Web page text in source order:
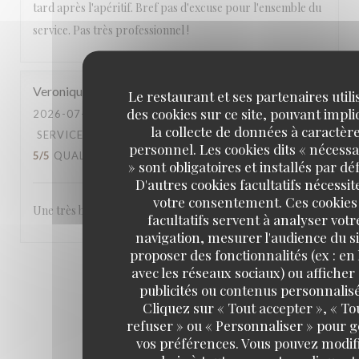
Le restaurant et ses partenaires
des cookies sur ce site, pouvant
la collecte de données à
personnel. Les cookies dits «
» sont obligatoires et installés par
D'autres cookies facultatifs
votre consentement. Ces cookies
facultatifs servent à analyser
navigation, mesurer l'audience du
proposer des fonctionnalités (ex : en
avec les réseaux sociaux) ou afficher
publicités ou contenus
Cliquez sur « Tout accepter », «
refuser » ou « Personnaliser » pour
vos préférences. Vous pouvez
tard après l'apéritif. Bref pas d'excuse pour l'ensemble du
service. Pas très professionnel !
Veronique
2026-07-25
- 12:00 - COUVERTS 3
SERVICE
AMBIANCE: 5/5 CUISINE:
5/5 QUALITÉ / PRIX: 4/5
Une très bonne table, accueil et service chaleureux.
1 2 3